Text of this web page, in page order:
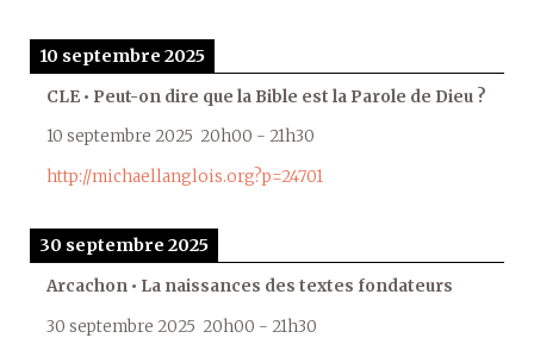
10 septembre 2025
CLE • Peut-on dire que la Bible est la Parole de Dieu ?
10 septembre 2025 20h00 - 21h30
http://michaellanglois.org?p=24701
30 septembre 2025
Arcachon • La naissances des textes fondateurs
30 septembre 2025 20h00 - 21h30